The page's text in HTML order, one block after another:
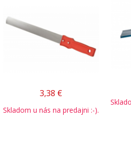
3,38 €
Skladom u nás na predajni :-).